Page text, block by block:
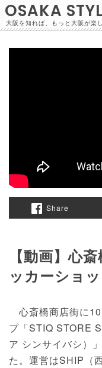
OSAKA
大阪を知れば、もっと大阪が楽
Share
【動画】心
ッカーショ
心斎橋商店街に
プ「STIQ STORE
ア シンサイバシ）
た。運営はSHIP（西